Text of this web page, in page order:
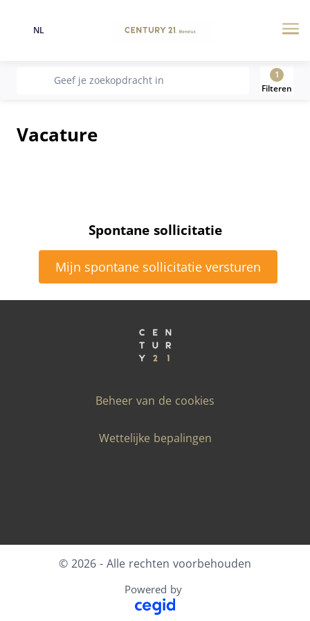
Taal
NL
recherche
Geef je zoekopdracht in
1
Filteren
Vacature
Spontane sollicitatie
Mijn spontane sollicitatie versturen
Beheer van de cookies
Wettelijke bepalingen
© 2026 - Alle rechten voorbehouden
Powered by